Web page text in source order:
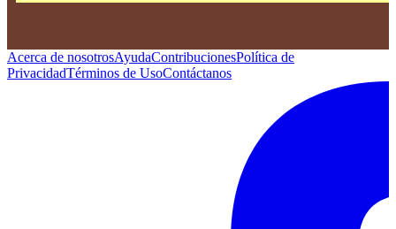
Acerca de nosotrosAyudaContribucionesPolítica de
PrivacidadTérminos de UsoContáctanos